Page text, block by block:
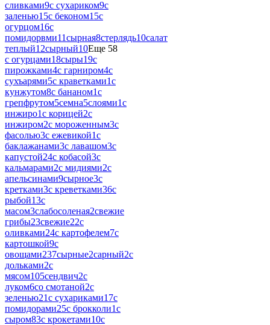
сливками9с сухариком9с
заленью15с беконом15с
огурцом16с
помидорвми11сырная8стерлядь10салат
теплый12сырный10Еще 58
с огурцами18сыры19с
пирожками4с гарниром4с
сухъарями5с краветками1с
кунжутом8с бананом1с
грепфрутом5семна5слоями1с
инжиро1с корицей2с
инжиром2с мороженным3с
фасолью3с ежевикой1с
баклажанами3с лавашом3с
капустой24с кобасой3с
кальмарами2с мидиями2с
апельсинами9сырное3с
кретками3с креветками36с
рыбой13с
масом3слабосоленая2свежие
грибы23свежие22с
оливками24с картофелем7с
картошкой9с
овощами237сырные2сарный2с
дольками2с
мясом105сендвич2с
луком6со смотаной2с
зеленью21с сухариками17с
помидорами25с брокколи1с
сыром83с крокетами10с